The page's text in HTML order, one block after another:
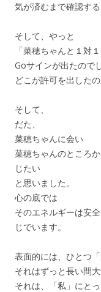
気が済むまで確認す
そして、やっと
「菜穂ちゃんと１対
Goサインが出たので
どこが許可を出した
そして、
だた、
菜穂ちゃんに会い
菜穂ちゃんのところ
じたい
と思いました。
心の底では
そのエネルギーは安
じでいます。
表面的には、ひとつ
それはずっと長い間
それは、「私」にと